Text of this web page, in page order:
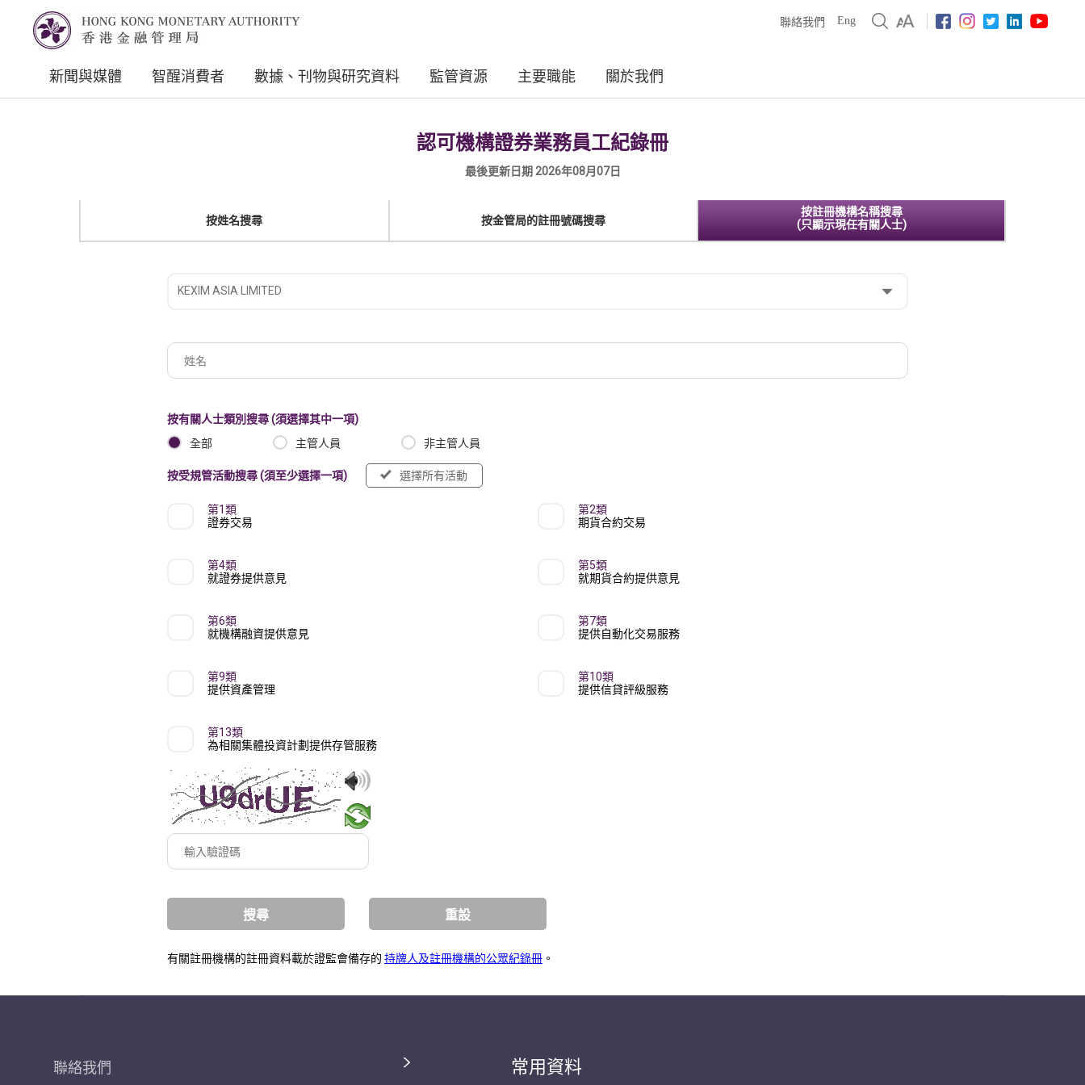
聯絡我們 Eng
新聞與媒體 智醒消費者 數據、刊物與研究資料 監管資源 主要職能 關於我們
認可機構證券業務員工紀錄冊
最後更新日期 2026年08月07日
按姓名搜尋 按金管局的註冊號碼搜尋
按註冊機構名稱搜尋
(只顯示現任有關人士)
冊
稱
姓
名
按有關人士類別搜尋 (須選擇其中一項)
全部
主管人員 非主管人員
按受規管活動搜尋 (須至少選擇一項) 選擇所有活動
第1類
證券交易
第2類
期貨合約交易
第4類
就證券提供意見
第5類
就期貨合約提供意見
第6類
就機構融資提供意見
第7類
提供自動化交易服務
第9類
提供資產管理
第10類
提供信貸評級服務
第13類
為相關集體投資計劃提供存管服務
輸
入
有關註冊機構的註冊資料載於證監會備存的 持牌人及註冊機構的公眾紀錄冊 。
聯絡我們 常用資料